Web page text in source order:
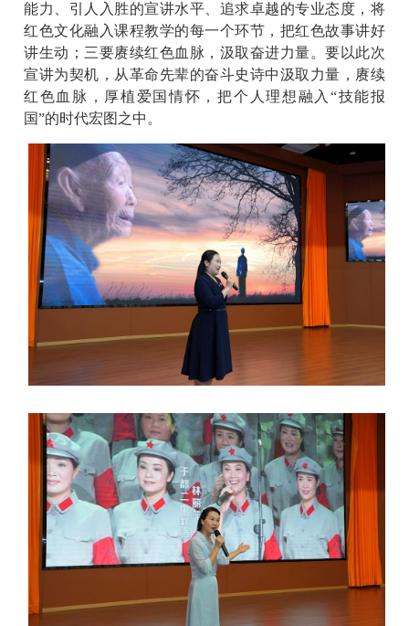
能力、引人入胜的宣讲水平、追求卓越的专业态度，将
红色文化融入课程教学的每一个环节，把红色故事讲好
讲生动；三要赓续红色血脉，汲取奋进力量。要以此次
宣讲为契机，从革命先辈的奋斗史诗中汲取力量，赓续
红色血脉，厚植爱国情怀，把个人理想融入 “技能报
国”的时代宏图之中。